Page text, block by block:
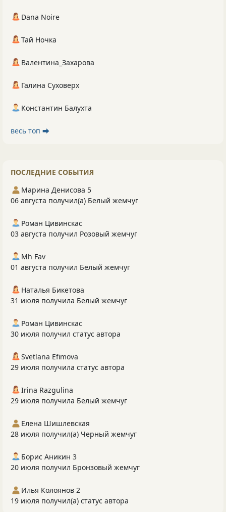
Dana Noire
Тай Ночка
Валентина_Захарова
Галина Суховерх
Константин Балухта
весь топ ⮕
ПОСЛЕДНИЕ СОБЫТИЯ
Марина Денисова 5
06 августа получил(а) Белый жемчуг
Роман Цивинскас
03 августа получил Розовый жемчуг
Mh Fav
01 августа получил Белый жемчуг
Наталья Бикетова
31 июля получила Белый жемчуг
Роман Цивинскас
30 июля получил статус автора
Svetlana Efimova
29 июля получила статус автора
Irina Razgulina
29 июля получила Белый жемчуг
Елена Шишлевская
28 июля получил(а) Черный жемчуг
Борис Аникин 3
20 июля получил Бронзовый жемчуг
Илья Колоянов 2
19 июля получил(а) статус автора